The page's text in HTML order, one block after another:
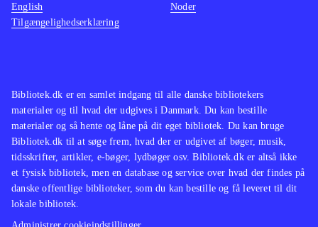
Bibliotek.dk er en samlet indgang til alle danske bibliotekers
materialer og til hvad der udgives i Danmark. Du kan bestille
materialer og så hente og låne på dit eget bibliotek. Du kan bruge
Bibliotek.dk til at søge frem, hvad der er udgivet af bøger, musik,
tidsskrifter, artikler, e-bøger, lydbøger osv. Bibliotek.dk er altså ikke
et fysisk bibliotek, men en database og service over hvad der findes på
danske offentlige biblioteker, som du kan bestille og få leveret til dit
lokale bibliotek.
English
Tilgængelighedserklæring
Noder